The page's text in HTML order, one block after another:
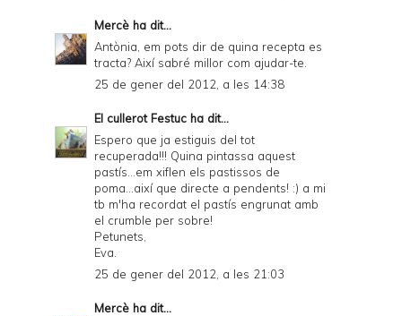
Mercè ha dit...
Antònia, em pots dir de quina recepta es
tracta? Així sabré millor com ajudar-te.
25 de gener del 2012, a les 14:38
El cullerot Festuc ha dit...
Espero que ja estiguis del tot
recuperada!!! Quina pintassa aquest
pastís...em xiflen els pastissos de
poma...així que directe a pendents! :) a mi
tb m'ha recordat el pastís engrunat amb
el crumble per sobre!
Petunets,
Eva.
25 de gener del 2012, a les 21:03
Mercè ha dit...